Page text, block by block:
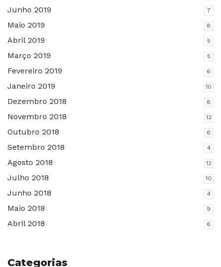
Junho 2019 7
Maio 2019 8
Abril 2019 5
Março 2019 5
Fevereiro 2019 6
Janeiro 2019 10
Dezembro 2018 8
Novembro 2018 12
Outubro 2018 6
Setembro 2018 4
Agosto 2018 12
Julho 2018 10
Junho 2018 4
Maio 2018 9
Abril 2018 6
Categorias